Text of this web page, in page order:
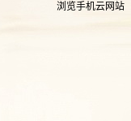
浏览手机云网站